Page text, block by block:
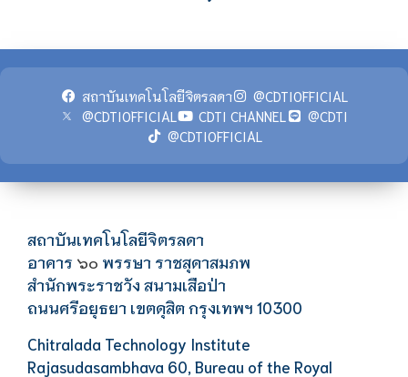
สถาบันเทคโนโลยีจิตรลดา
@CDTIOFFICIAL
@CDTIOFFICIAL
CDTI CHANNEL
@CDTI
@CDTIOFFICIAL
สถาบันเทคโนโลยีจิตรลดา
อาคาร ๖๐ พรรษา ราชสุดาสมภพ
สำนักพระราชวัง สนามเสือป่า
ถนนศรีอยุธยา เขตดุสิต กรุงเทพฯ 10300
Chitralada Technology Institute
Rajasudasambhava 60, Bureau of the Royal